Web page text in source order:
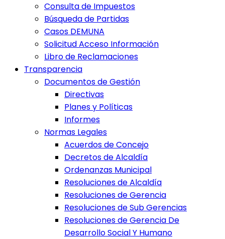
Consulta de Impuestos
Búsqueda de Partidas
Casos DEMUNA
Solicitud Acceso Información
Libro de Reclamaciones
Transparencia
Documentos de Gestión
Directivas
Planes y Políticas
Informes
Normas Legales
Acuerdos de Concejo
Decretos de Alcaldía
Ordenanzas Municipal
Resoluciones de Alcaldía
Resoluciones de Gerencia
Resoluciones de Sub Gerencias
Resoluciones de Gerencia De
Desarrollo Social Y Humano